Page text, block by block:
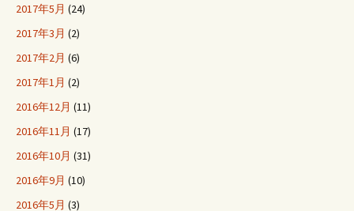
2017年5月 (24)
2017年3月 (2)
2017年2月 (6)
2017年1月 (2)
2016年12月 (11)
2016年11月 (17)
2016年10月 (31)
2016年9月 (10)
2016年5月 (3)